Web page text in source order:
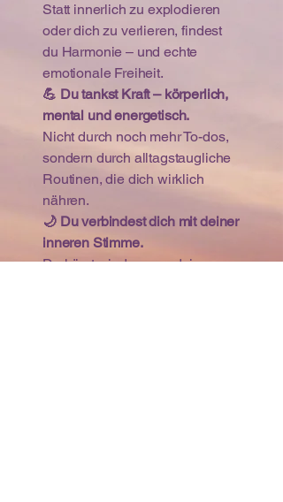
Statt innerlich zu explodieren
oder dich zu verlieren, findest
du Harmonie – und echte
emotionale Freiheit.
💪 Du tankst Kraft – körperlich,
mental und energetisch.
Nicht durch noch mehr To-dos,
sondern durch alltagstaugliche
Routinen, die dich wirklich
nähren.
🌙 Du verbindest dich mit deiner
inneren Stimme.
Du hörst wieder, was deine